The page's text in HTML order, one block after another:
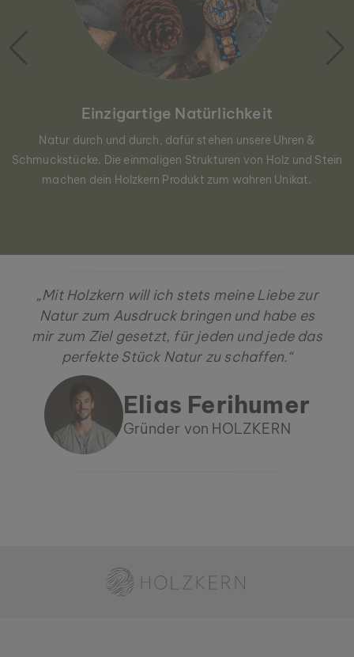
Einzigartige Natürlichkeit
Natur durch und durch, dafür stehen unsere Uhren &
Schmuckstücke. Die einmaligen Strukturen von Holz und Stein
machen dein Holzkern Produkt zum wahren Unikat.
„Mit Holzkern will ich stets meine Liebe zur
Natur zum Ausdruck bringen und habe es
mir zum Ziel gesetzt, für jeden und jede das
perfekte Stück Natur zu schaffen.“
Elias Ferihumer
Gründer von HOLZKERN